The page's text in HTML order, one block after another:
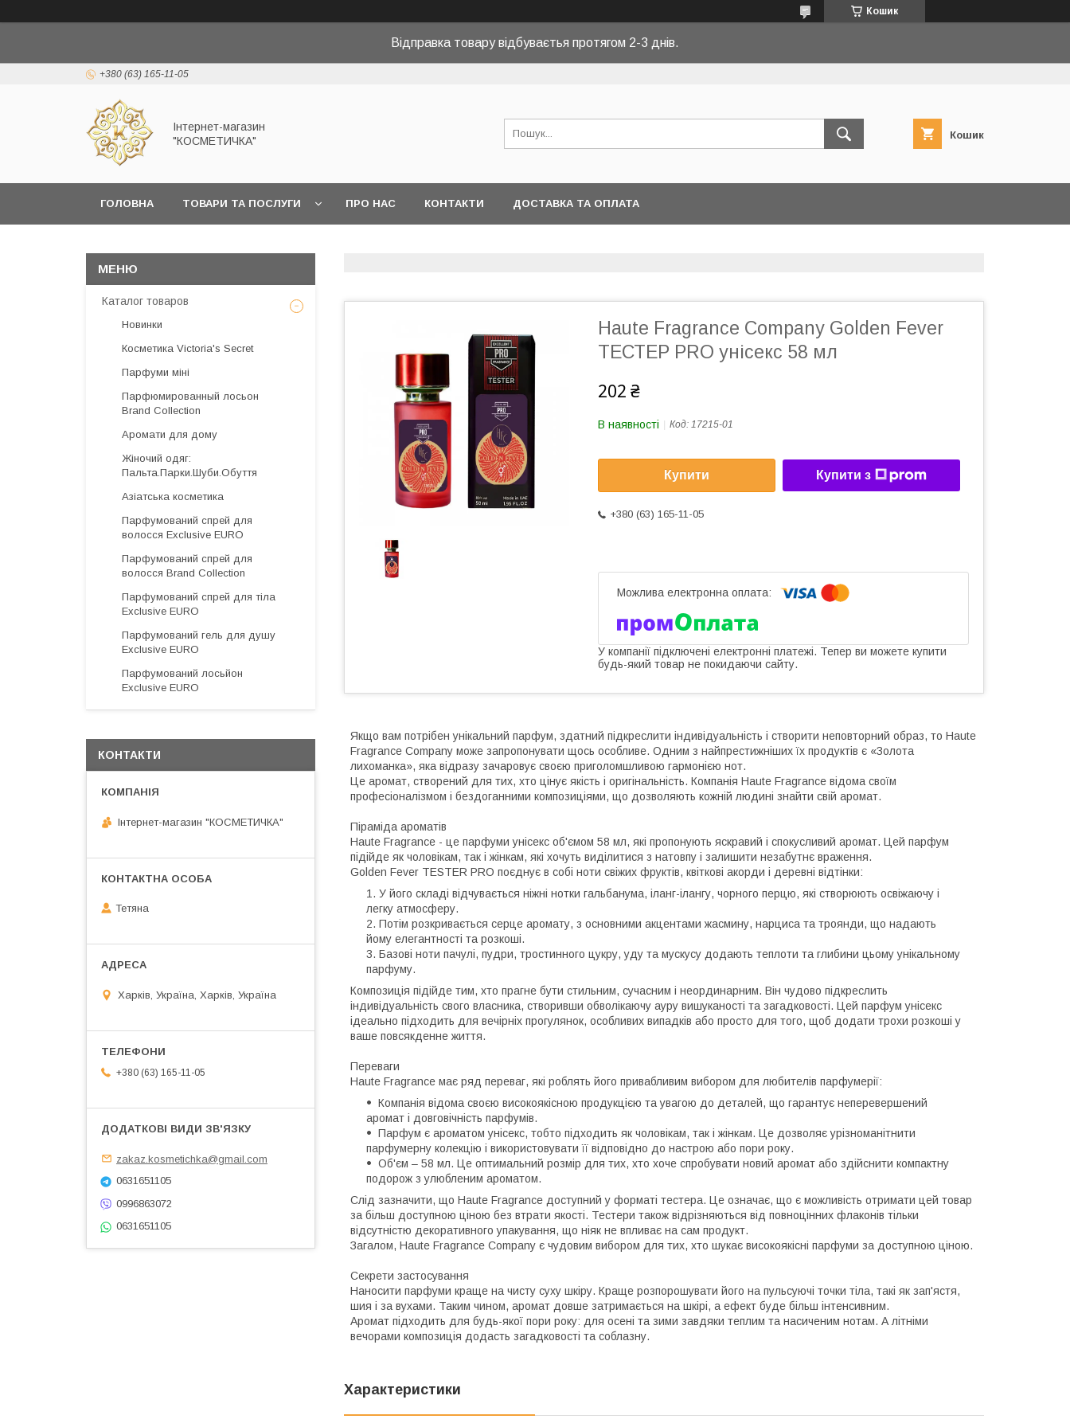
Кошик
Відправка товару відбуваєтья протягом 2-3 днів.
+380 (63) 165-11-05
Інтернет-магазин
"КОСМЕТИЧКА"
Кошик
ГОЛОВНА ТОВАРИ ТА ПОСЛУГИ ПРО НАС КОНТАКТИ ДОСТАВКА ТА ОПЛАТА
Haute Fragrance Company Golden Fever
ТЕСТЕР PRO унісекс 58 мл
202 ₴
В наявності Код: 17215-01
Купити Купити з
+380 (63) 165-11-05
У компанії підключені електронні платежі. Тепер ви можете купити
будь-який товар не покидаючи сайту.
Якщо вам потрібен унікальний парфум, здатний підкреслити індивідуальність і створити неповторний образ, то Haute
Fragrance Company може запропонувати щось особливе. Одним з найпрестижніших їх продуктів є «Золота
лихоманка», яка відразу зачаровує своєю приголомшливою гармонією нот.
Це аромат, створений для тих, хто цінує якість і оригінальність. Компанія Haute Fragrance відома своїм
професіоналізмом і бездоганними композиціями, що дозволяють кожній людині знайти свій аромат.
Піраміда ароматів
Haute Fragrance - це парфуми унісекс об'ємом 58 мл, які пропонують яскравий і спокусливий аромат. Цей парфум
підійде як чоловікам, так і жінкам, які хочуть виділитися з натовпу і залишити незабутнє враження.
Golden Fever TESTER PRO поєднує в собі ноти свіжих фруктів, квіткові акорди і деревні відтінки:
У його складі відчувається ніжні нотки гальбанума, іланг-ілангу, чорного перцю, які створюють освіжаючу і
легку атмосферу.
Потім розкривається серце аромату, з основними акцентами жасмину, нарциса та троянди, що надають
йому елегантності та розкоші.
Базові ноти пачулі, пудри, тростинного цукру, уду та мускусу додають теплоти та глибини цьому унікальному
парфуму.
Композиція підійде тим, хто прагне бути стильним, сучасним і неординарним. Він чудово підкреслить
індивідуальність свого власника, створивши обволікаючу ауру вишуканості та загадковості. Цей парфум унісекс
ідеально підходить для вечірніх прогулянок, особливих випадків або просто для того, щоб додати трохи розкоші у
ваше повсякденне життя.
Переваги
Haute Fragrance має ряд переваг, які роблять його привабливим вибором для любителів парфумерії:
Компанія відома своєю високоякісною продукцією та увагою до деталей, що гарантує неперевершений
аромат і довговічність парфумів.
Парфум є ароматом унісекс, тобто підходить як чоловікам, так і жінкам. Це дозволяє урізноманітнити
парфумерну колекцію і використовувати її відповідно до настрою або пори року.
Об'єм – 58 мл. Це оптимальний розмір для тих, хто хоче спробувати новий аромат або здійснити компактну
подорож з улюбленим ароматом.
Слід зазначити, що Haute Fragrance доступний у форматі тестера. Це означає, що є можливість отримати цей товар
за більш доступною ціною без втрати якості. Тестери також відрізняються від повноцінних флаконів тільки
відсутністю декоративного упакування, що ніяк не впливає на сам продукт.
Загалом, Haute Fragrance Company є чудовим вибором для тих, хто шукає високоякісні парфуми за доступною ціною.
Секрети застосування
Наносити парфуми краще на чисту суху шкіру. Краще розпорошувати його на пульсуючі точки тіла, такі як зап'ястя,
шия і за вухами. Таким чином, аромат довше затримається на шкірі, а ефект буде більш інтенсивним.
Аромат підходить для будь-якої пори року: для осені та зими завдяки теплим та насиченим нотам. А літніми
вечорами композиція додасть загадковості та соблазну.
Характеристики
Каталог товаров
Новинки
Косметика Victoria's Secret
Парфуми міні
Парфюмированный лосьон
Brand Collection
Аромати для дому
Жіночий одяг:
Пальта.Парки.Шуби.Обуття
Азіатська косметика
Парфумований спрей для
волосся Exclusive EURO
Парфумований спрей для
волосся Brand Collection
Парфумований спрей для тіла
Exclusive EURO
Парфумований гель для душу
Exclusive EURO
Парфумований лосьйон
Exclusive EURO
КОНТАКТИ
Інтернет-магазин "КОСМЕТИЧКА"
Тетяна
Харків, Україна, Харків, Україна
+380 (63) 165-11-05
zakaz.kosmetichka@gmail.com
0631651105
0996863072
0631651105